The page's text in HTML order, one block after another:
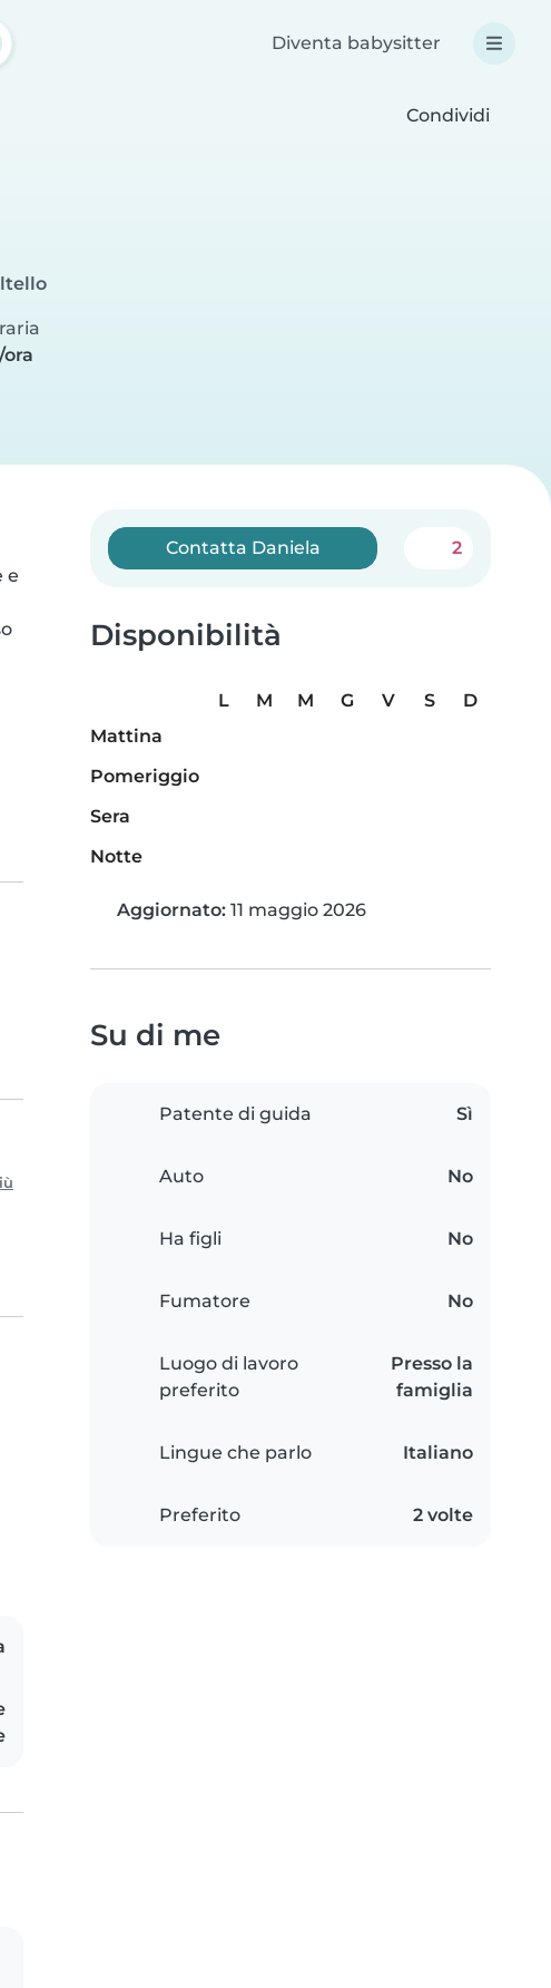
Diventa babysitter
Condividi
e
Contatta Daniela 2
Disponibilità
L M M G V S
D
Mattina
Pomeriggio
Sera
Notte
Aggiornato: 11 maggio 2026
Su di me
Patente di guida Sì
Auto No
Ha figli No
Fumatore No
Luogo di lavoro
preferito
Presso la
famiglia
Lingue che parlo Italiano
Preferito 2 volte